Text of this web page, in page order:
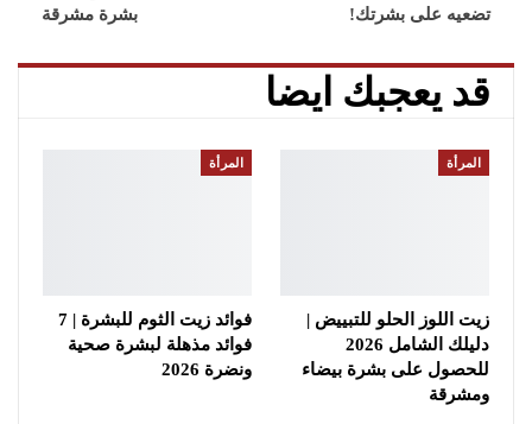
تضعيه على بشرتك!
بشرة مشرقة
قد يعجبك ايضا
المرأة
زيت اللوز الحلو للتبييض |
دليلك الشامل 2026
للحصول على بشرة بيضاء
ومشرقة
المرأة
فوائد زيت الثوم للبشرة | 7
فوائد مذهلة لبشرة صحية
ونضرة 2026